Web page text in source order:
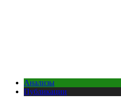
Анализы
Публикации